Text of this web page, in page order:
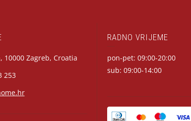
10000 Zagreb, Croatia
253
RADNO VRIJEME
pon-pet: 09:00-20:00
sub: 09:00-14:00